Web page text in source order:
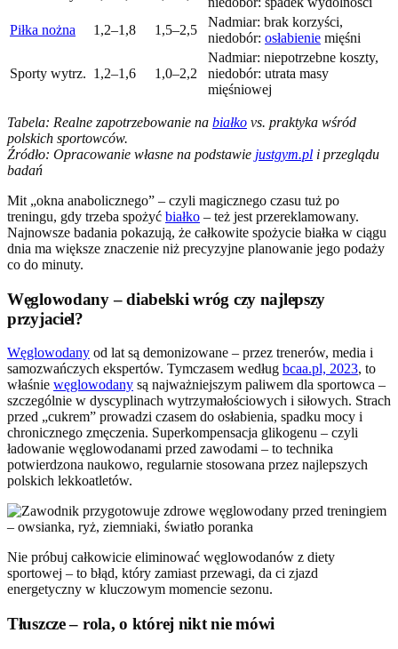
Piłka nożna
1,2–1,8 1,5–2,5
Nadmiar: brak korzyści,
niedobór: osłabienie mięśni
Sporty wytrz. 1,2–1,6 1,0–2,2
Nadmiar: niepotrzebne koszty,
niedobór: utrata masy
mięśniowej
Tabela: Realne zapotrzebowanie na białko vs. praktyka wśród
polskich sportowców.
Źródło: Opracowanie własne na podstawie justgym.pl i przeglądu
badań
Mit „okna anabolicznego” – czyli magicznego czasu tuż po
treningu, gdy trzeba spożyć białko – też jest przereklamowany.
Najnowsze badania pokazują, że całkowite spożycie białka w ciągu
dnia ma większe znaczenie niż precyzyjne planowanie jego podaży
co do minuty.
Węglowodany – diabelski wróg czy najlepszy
przyjaciel?
Węglowodany od lat są demonizowane – przez trenerów, media i
samozwańczych ekspertów. Tymczasem według bcaa.pl, 2023, to
właśnie węglowodany są najważniejszym paliwem dla sportowca –
szczególnie w dyscyplinach wytrzymałościowych i siłowych. Strach
przed „cukrem” prowadzi czasem do osłabienia, spadku mocy i
chronicznego zmęczenia. Superkompensacja glikogenu – czyli
ładowanie węglowodanami przed zawodami – to technika
potwierdzona naukowo, regularnie stosowana przez najlepszych
polskich lekkoatletów.
Nie próbuj całkowicie eliminować węglowodanów z diety
sportowej – to błąd, który zamiast przewagi, da ci zjazd
energetyczny w kluczowym momencie sezonu.
Tłuszcze – rola, o której nikt nie mówi